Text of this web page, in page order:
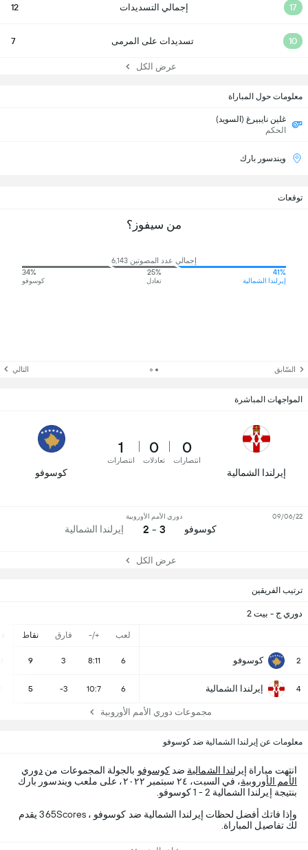
17 إجمالي التسديدات 12
10 تسديدات على المرمى 7
عرض الكل
ترتيب الفريقين
دوري ج - بيت 2
لعب +/- فارق نقاط
2 كوسوفو 6
8:11
3
9
4 إيرلندا الشمالية 6
10:7
-3
5
مجموعات دوري الأمم الأوروبية
معلومات حول المباراة
غلين نايبيرغ (السويد)
الحكم
ويندسور بارك
توقعات
من سيفوز؟
إجمالي عدد المصوتين 6,143
41%
إيرلندا الشمالية
25%
تعادل
34%
كوسوفو
السّابق التالي
المواجهات المباشرة
إيرلندا الشمالية
0
انتصارات
0
تعادلات
1
انتصارات
كوسوفو
كوسوفو
دوري الأمم الأوروبية
3 - 2 إيرلندا الشمالية
09/06/22
عرض الكل
معلومات عن إيرلندا الشمالية ضد كوسوفو
انتهت مباراة إيرلندا الشمالية ضد كوسوفو بالجولة المجموعات من دوري
الأمم الأوروبية
، في السبت، ٢٤ سبتمبر ٢٠٢٢، على ملعب ويندسور بارك
بنتيجة إيرلندا الشمالية 2 - 1 كوسوفو.
وإذا فاتك أفضل لحظات إيرلندا الشمالية ضد كوسوفو ، 365Scores يقدم
لك تفاصيل المباراة.